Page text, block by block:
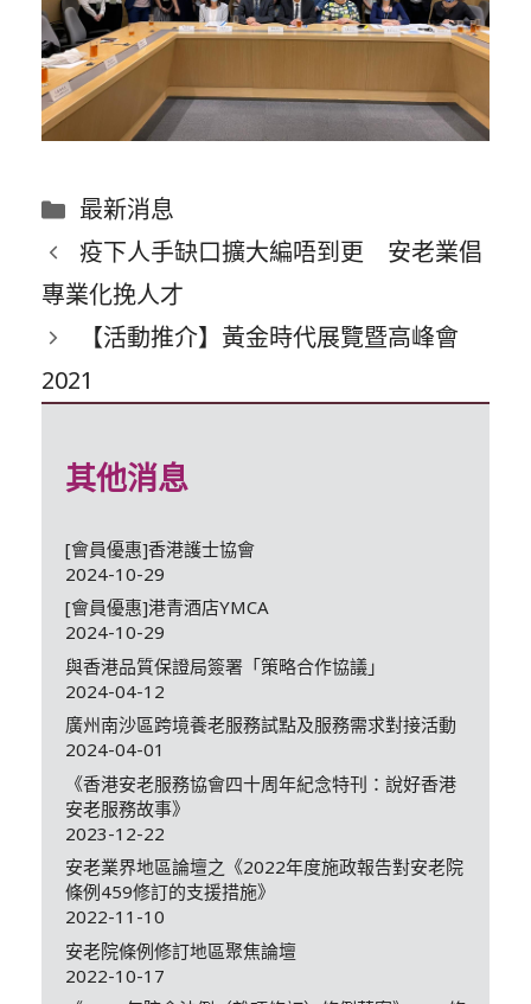
分
類
最新消息
疫下人手缺口擴大編唔到更 安老業倡
專業化挽人才
【活動推介】黃金時代展覽暨高峰會
2021
其他消息
[會員優惠]香港護士協會
2024-10-29
[會員優惠]港青酒店YMCA
2024-10-29
與香港品質保證局簽署「策略合作協議」
2024-04-12
廣州南沙區跨境養老服務試點及服務需求對接活動
2024-04-01
《香港安老服務協會四十周年紀念特刊：說好香港
安老服務故事》
2023-12-22
安老業界地區論壇之《2022年度施政報告對安老院
條例459修訂的支援措施》
2022-11-10
安老院條例修訂地區聚焦論壇
2022-10-17